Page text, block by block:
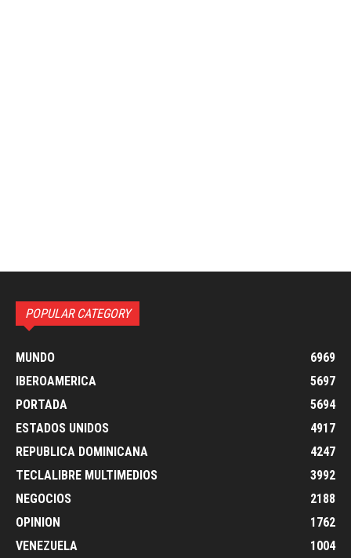
POPULAR CATEGORY
MUNDO
6969
IBEROAMERICA
5697
PORTADA
5694
ESTADOS UNIDOS
4917
REPUBLICA DOMINICANA
4247
TECLALIBRE MULTIMEDIOS
3992
NEGOCIOS
2188
OPINION
1762
VENEZUELA
1004